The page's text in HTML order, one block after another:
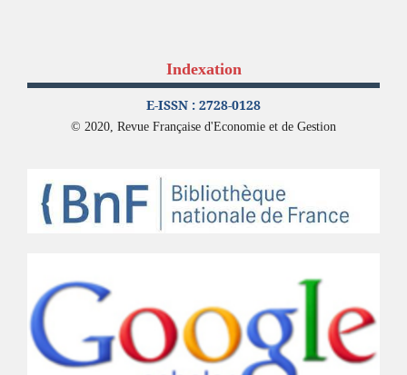
Indexation
E-ISSN : 2728-0128
© 2020, Revue Française d'Economie et de Gestion